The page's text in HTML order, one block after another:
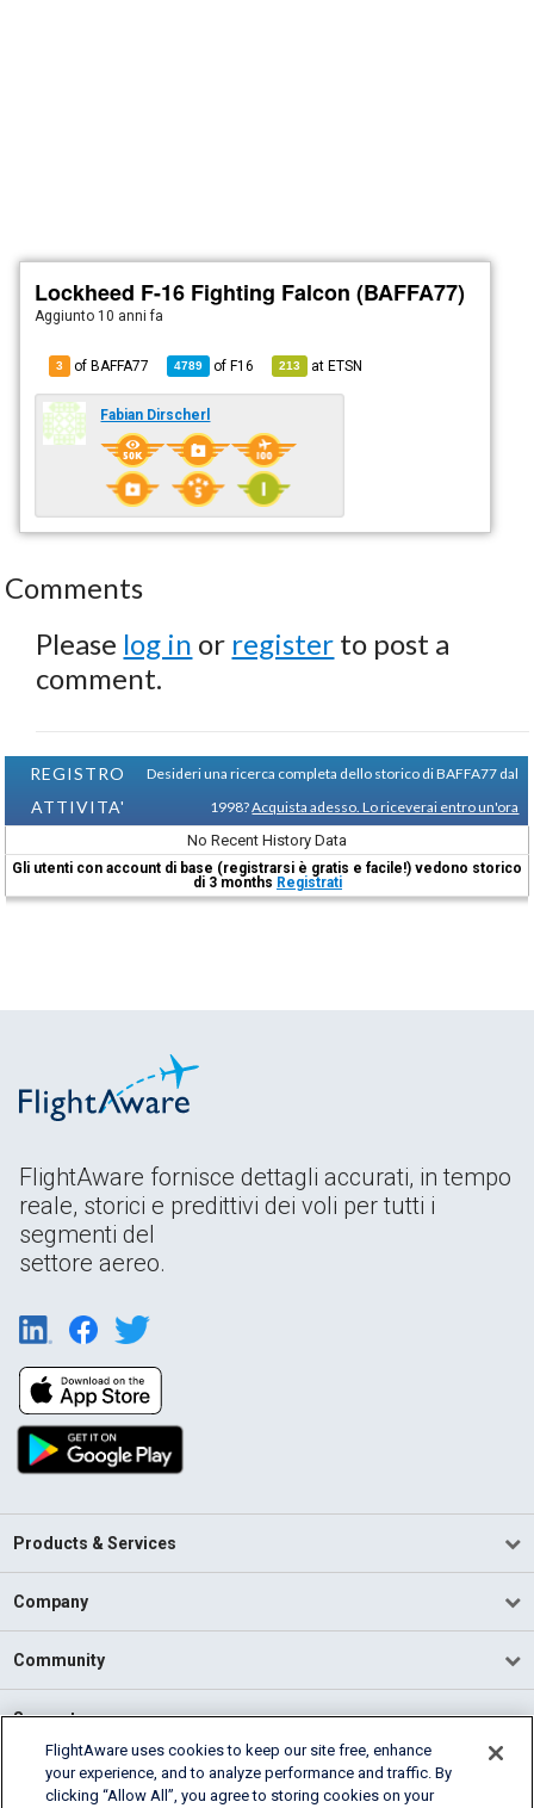
Lockheed F-16 Fighting Falcon (BAFFA77)
Aggiunto 10 anni fa
3 of BAFFA77 4789 ofF16 213 atETSN
Fabian Dirscherl
Comments
Please log in or register to post a
comment.
REGISTRO
ATTIVITA'
Desideri una ricerca completa dello storico di BAFFA77 dal
1998?Acquista adesso. Lo riceverai entro un'ora
No Recent History Data
Gli utenti con account di base (registrarsi è gratis e facile!) vedono storico
di 3 months Registrati
FlightAware fornisce dettagli accurati, in tempo
reale, storici e predittivi dei voli per tutti i
segmenti del
settore aereo.
Products & Services
Company
Community
Support
English (USA)
2026 FlightAware
FlightAware uses cookies to keep our site free, enhance
your experience, and to analyze performance and traffic. By
clicking “Allow All”, you agree to storing cookies on your